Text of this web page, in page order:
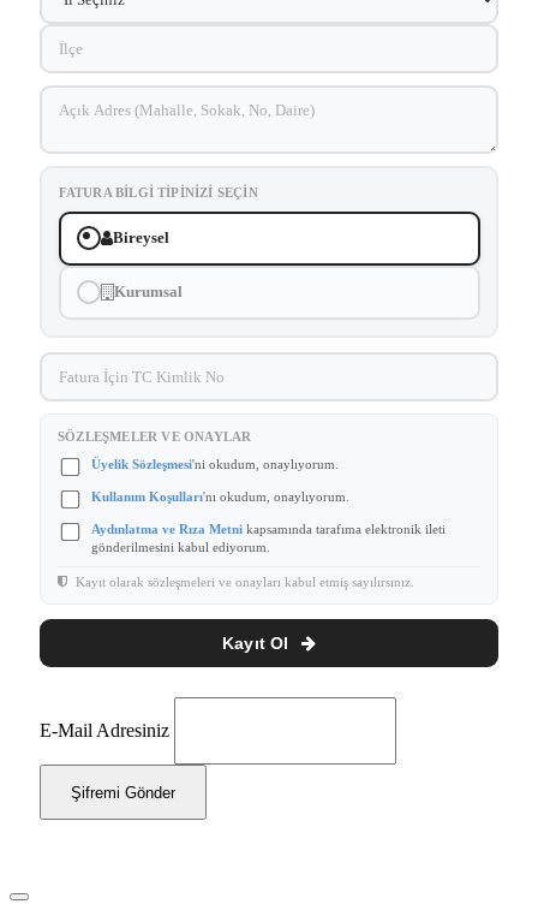
FATURA BILGI TIPINIZI SEÇIN
Bireysel
Kurumsal
SÖZLEŞMELER VE ONAYLAR
Üyelik Sözleşmesi'ni okudum, onaylıyorum.
Kullanım Koşulları'nı okudum, onaylıyorum.
Aydınlatma ve Rıza Metni kapsamında tarafıma elektronik ileti
gönderilmesini kabul ediyorum.
Kayıt olarak sözleşmeleri ve onayları kabul etmiş sayılırsınız.
Kayıt Ol
E-Mail Adresiniz
Şifremi Gönder